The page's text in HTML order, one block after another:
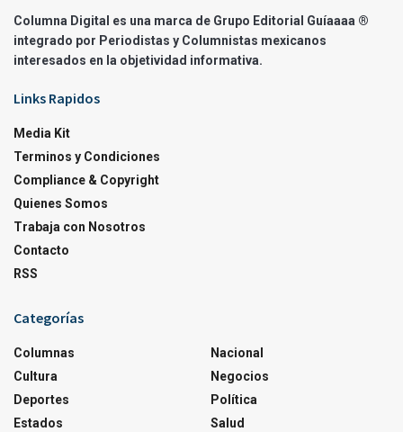
Columna Digital es una marca de Grupo Editorial Guíaaaa ®
integrado por Periodistas y Columnistas mexicanos
interesados en la objetividad informativa.
Links Rapidos
Media Kit
Terminos y Condiciones
Compliance & Copyright
Quienes Somos
Trabaja con Nosotros
Contacto
RSS
Categorías
Columnas
Cultura
Deportes
Estados
Nacional
Negocios
Política
Salud